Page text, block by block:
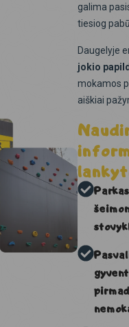
galima
tiesiog
Daugelyje
jokio
mokamos
aiškiai